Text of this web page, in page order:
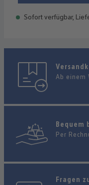
Sofort verfügbar,
Ab einem
Bequem
Per
Fragen